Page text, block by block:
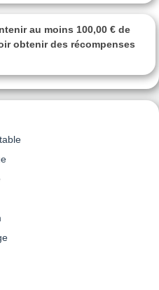
au moins 100,00 € de
obtenir des récompenses